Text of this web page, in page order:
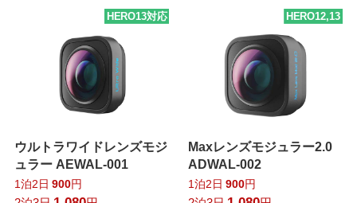
ウルトラワイドレンズモジ
ュラー AEWAL-001
1泊2日 900円
HERO13対応
Maxレンズモジュラー2.0
ADWAL-002
1泊2日 900円
HERO12,13